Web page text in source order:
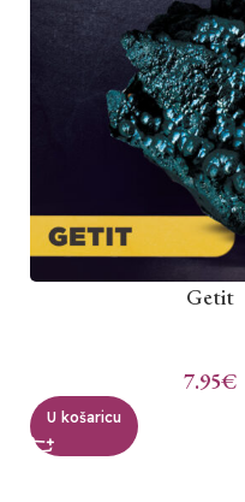
Getit
7.95€
U košaricu